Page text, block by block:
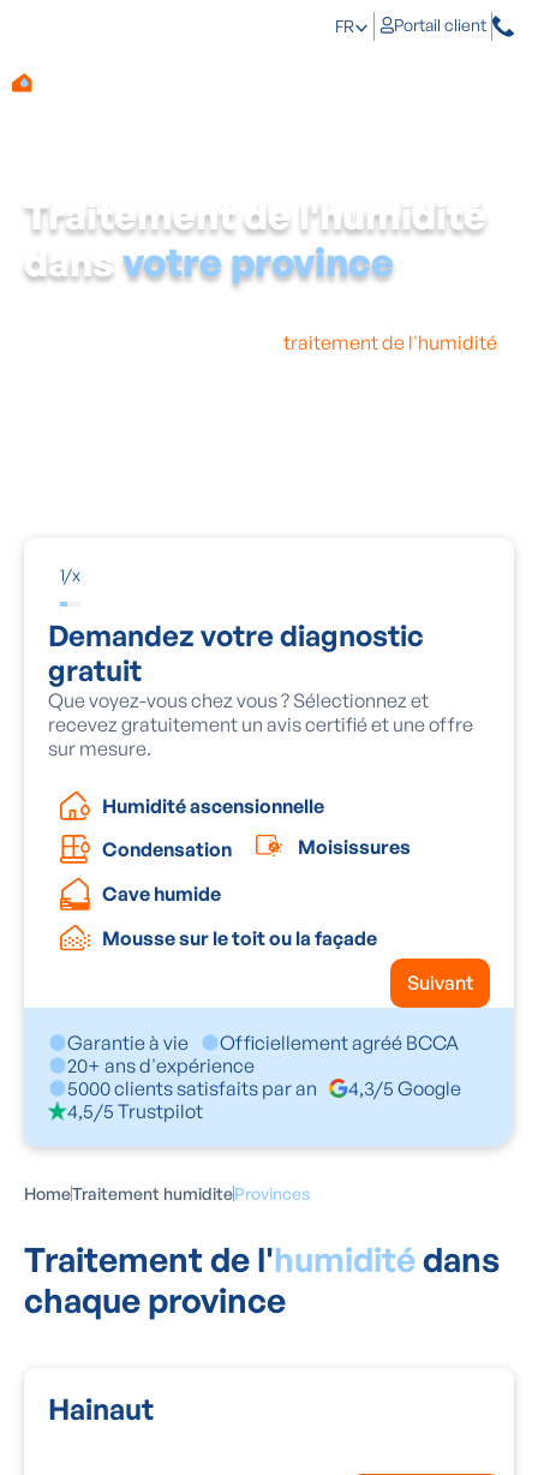
FR Portail client
Traitement de l'humidité
dans votre province
traitement de l'humidité
1/x
Demandez votre diagnostic
gratuit
Que voyez-vous chez vous ? Sélectionnez et
recevez gratuitement un avis certifié et une offre
sur mesure.
Humidité ascensionnelle
Condensation
Moisissures
Cave humide
Mousse sur le toit ou la façade
Suivant
Garantie à vie
Officiellement agréé BCCA
20+ ans d'expérience
5000 clients satisfaits par an
4,3/5 Google
4,5/5 Trustpilot
HomeTraitement humiditeProvinces
Traitement de l'humiditédans
chaque province
Hainaut